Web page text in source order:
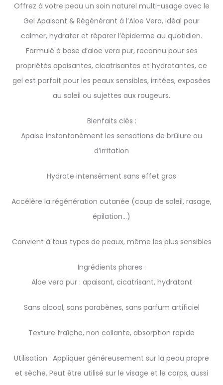
Offrez à votre peau un soin naturel multi-usage avec le
Gel Apaisant & Régénérant à l’Aloe Vera, idéal pour
calmer, hydrater et réparer l’épiderme au quotidien.
Formulé à base d’aloe vera pur, reconnu pour ses
propriétés apaisantes, cicatrisantes et hydratantes, ce
gel est parfait pour les peaux sensibles, irritées, exposées
au soleil ou sujettes aux rougeurs.
Bienfaits clés :
Apaise instantanément les sensations de brûlure ou
d’irritation
Hydrate intensément sans effet gras
Accélère la régénération cutanée (coup de soleil, rasage,
épilation…)
Convient à tous types de peaux, même les plus sensibles
Ingrédients phares :
Aloe vera pur : apaisant, cicatrisant, hydratant
Sans alcool, sans parabènes, sans parfum artificiel
Texture fraîche, non collante, absorption rapide
Utilisation : Appliquer généreusement sur la peau propre
et sèche. Peut être utilisé sur le visage et le corps, aussi